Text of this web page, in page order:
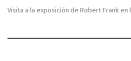
Visita a la exposición de Robert Frank en